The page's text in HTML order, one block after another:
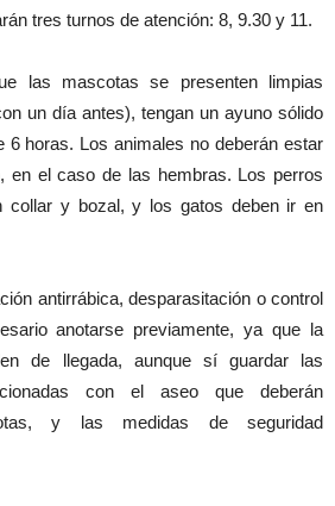
tres turnos de atención: 8, 9.30 y 11.
las mascotas se presenten limpias
un día antes), tengan un ayuno sólido
6 horas. Los animales no deberán estar
en el caso de las hembras. Los perros
collar y bozal, y los gatos deben ir en
antirrábica, desparasitación o control
anotarse previamente, ya que la
de llegada, aunque sí guardar las
con el aseo que deberán
y las medidas de seguridad